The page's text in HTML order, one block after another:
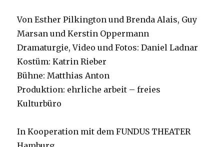
Von Esther Pilkington und Brenda Alais, Guy
Marsan und Kerstin Oppermann
Dramaturgie, Video und Fotos: Daniel Ladnar
Kostüm: Katrin Rieber
Bühne: Matthias Anton
Produktion: ehrliche arbeit – freies
Kulturbüro
In Kooperation mit dem FUNDUS THEATER